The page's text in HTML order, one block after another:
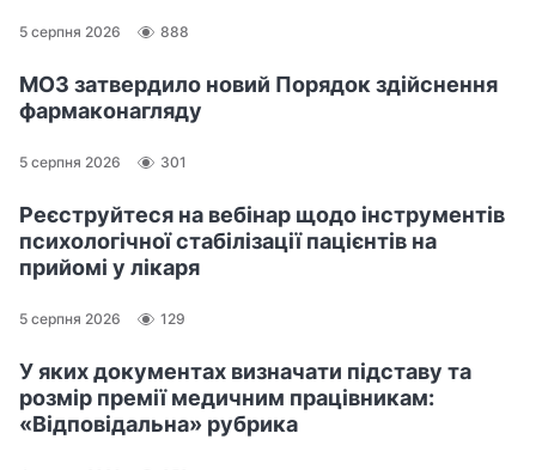
5 серпня 2026 888
МОЗ затвердило новий Порядок здійснення
фармаконагляду
5 серпня 2026 301
Реєструйтеся на вебінар щодо інструментів
психологічної стабілізації пацієнтів на
прийомі у лікаря
5 серпня 2026 129
У яких документах визначати підставу та
розмір премії медичним працівникам:
«Відповідальна» рубрика